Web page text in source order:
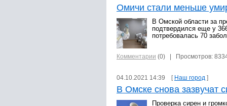
Омичи стали меньше
В Омской области за
подтвердился еще у
потребовалась 70
Комментарии (0) | Просмотров:
04.10.2021 14:39 [ Наш город ]
В Омске снова зазвучат
Проверка сирен и